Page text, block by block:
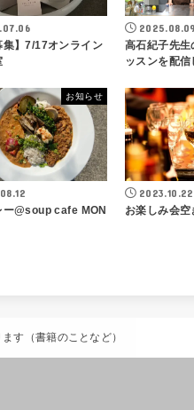
集】7/17オンライン
2025.08.09
高石紀子先生
ッスンを配信
お知らせ
ー@soup cafe MON
2023.10.22
お楽しみ会空
す（書籍のことなど）